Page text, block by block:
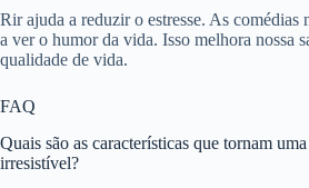
Rir ajuda a reduzir o estresse. As comédias
a ver o humor da vida. Isso melhora nossa
qualidade de vida.
FAQ
Quais são as características que tornam
irresistível?